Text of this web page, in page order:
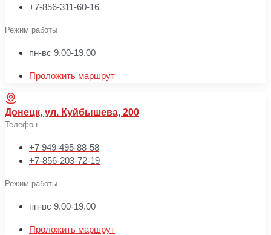
+7-856-311-60-16
Режим работы
пн-вс 9.00-19.00
Проложить маршрут
Донецк, ул. Куйбышева, 200
Телефон
+7 949-495-88-58
+7-856-203-72-19
Режим работы
пн-вс 9.00-19.00
Проложить маршрут